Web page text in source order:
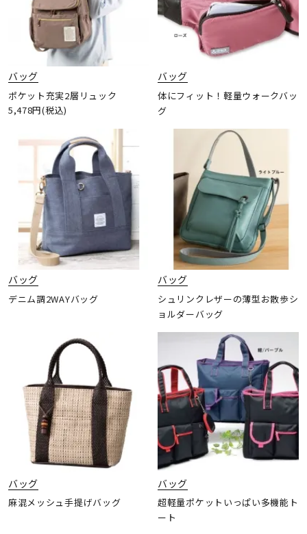
バッグ
ポケット充実2層リュック
5,478円(税込)
バッグ
体にフィット！軽量ウォークバッ
グ
バッグ
デニム調2WAYバッグ
バッグ
シュリンクレザーの薄型お散歩シ
ョルダーバッグ
バッグ
麻混メッシュ手提げバッグ
バッグ
超軽量ポケットいっぱい多機能ト
ート